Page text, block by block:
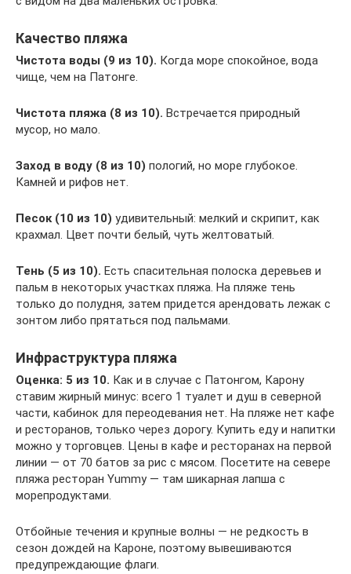
Качество пляжа
Чистота воды (9 из 10). Когда море спокойное, вода
чище, чем на Патонге.
Чистота пляжа (8 из 10). Встречается природный
мусор, но мало.
Заход в воду (8 из 10) пологий, но море глубокое.
Камней и рифов нет.
Песок (10 из 10) удивительный: мелкий и скрипит, как
крахмал. Цвет почти белый, чуть желтоватый.
Тень (5 из 10). Есть спасительная полоска деревьев и
пальм в некоторых участках пляжа. На пляже тень
только до полудня, затем придется арендовать лежак с
зонтом либо прятаться под пальмами.
Инфраструктура пляжа
Оценка: 5 из 10. Как и в случае с Патонгом, Карону
ставим жирный минус: всего 1 туалет и душ в северной
части, кабинок для переодевания нет. На пляже нет кафе
и ресторанов, только через дорогу. Купить еду и напитки
можно у торговцев. Цены в кафе и ресторанах на первой
линии — от 70 батов за рис с мясом. Посетите на севере
пляжа ресторан Yummy — там шикарная лапша с
морепродуктами.
Отбойные течения и крупные волны — не редкость в
сезон дождей на Кароне, поэтому вывешиваются
предупреждающие флаги.